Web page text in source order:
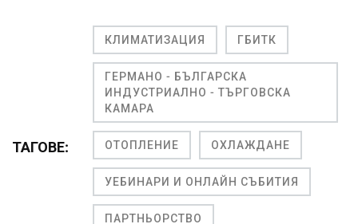
ТАГОВЕ:
КЛИМАТИЗАЦИЯ ГБИТК
ГЕРМАНО - БЪЛГАРСКА
ИНДУСТРИАЛНО - ТЪРГОВСКА
КАМАРА
ОТОПЛЕНИЕ ОХЛАЖДАНЕ
УЕБИНАРИ И ОНЛАЙН СЪБИТИЯ
ПАРТНЬОРСТВО